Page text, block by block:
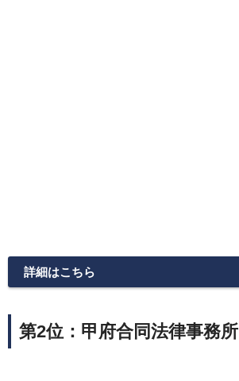
詳細はこちら
第2位：甲府合同法律事務所